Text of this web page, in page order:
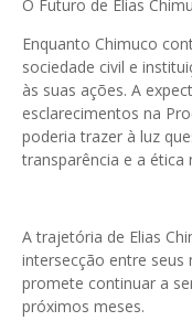
O Futuro de Elias
Enquanto Chimuco
sociedade civil e
às suas ações. A
esclarecimentos na
poderia trazer à luz
transparência e a ética
A trajetória de Elias
intersecção entre seus
promete continuar a
próximos meses.